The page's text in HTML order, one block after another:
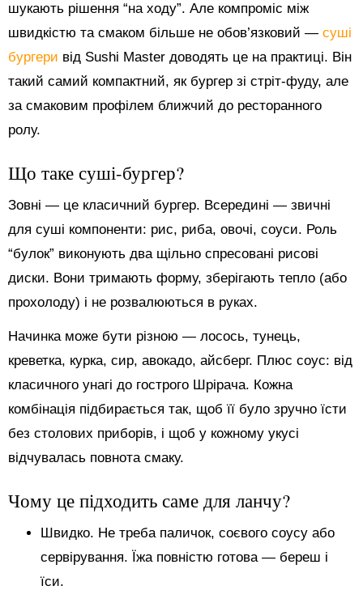
шукають рішення “на ходу”. Але компроміс між
швидкістю та смаком більше не обов’язковий — суші
бургери від Sushi Master доводять це на практиці. Він
такий самий компактний, як бургер зі стріт-фуду, але
за смаковим профілем ближчий до ресторанного
ролу.
Що таке суші-бургер?
Зовні — це класичний бургер. Всередині — звичні
для суші компоненти: рис, риба, овочі, соуси. Роль
“булок” виконують два щільно спресовані рисові
диски. Вони тримають форму, зберігають тепло (або
прохолоду) і не розвалюються в руках.
Начинка може бути різною — лосось, тунець,
креветка, курка, сир, авокадо, айсберг. Плюс соус: від
класичного унагі до гострого Шрірача. Кожна
комбінація підбирається так, щоб її було зручно їсти
без столових приборів, і щоб у кожному укусі
відчувалась повнота смаку.
Чому це підходить саме для ланчу?
Швидко. Не треба паличок, соєвого соусу або
сервірування. Їжа повністю готова — береш і
їси.